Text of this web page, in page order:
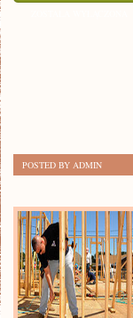
POSTED BY ADMIN